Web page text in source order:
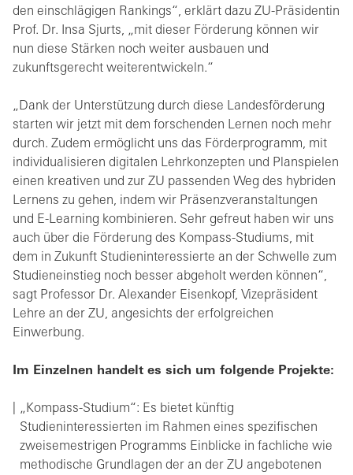
den einschlägigen Rankings“, erklärt dazu ZU-Präsidentin
Prof. Dr. Insa Sjurts, „mit dieser Förderung können wir
nun diese Stärken noch weiter ausbauen und
zukunftsgerecht weiterentwickeln.“
„Dank der Unterstützung durch diese Landesförderung
starten wir jetzt mit dem forschenden Lernen noch mehr
durch. Zudem ermöglicht uns das Förderprogramm, mit
individualisieren digitalen Lehrkonzepten und Planspielen
einen kreativen und zur ZU passenden Weg des hybriden
Lernens zu gehen, indem wir Präsenzveranstaltungen
und E-Learning kombinieren. Sehr gefreut haben wir uns
auch über die Förderung des Kompass-Studiums, mit
dem in Zukunft Studieninteressierte an der Schwelle zum
Studieneinstieg noch besser abgeholt werden können“,
sagt Professor Dr. Alexander Eisenkopf, Vizepräsident
Lehre an der ZU, angesichts der erfolgreichen
Einwerbung.
Im Einzelnen handelt es sich um folgende Projekte:
„Kompass-Studium“: Es bietet künftig
Studieninteressierten im Rahmen eines spezifischen
zweisemestrigen Programms Einblicke in fachliche wie
methodische Grundlagen der an der ZU angebotenen